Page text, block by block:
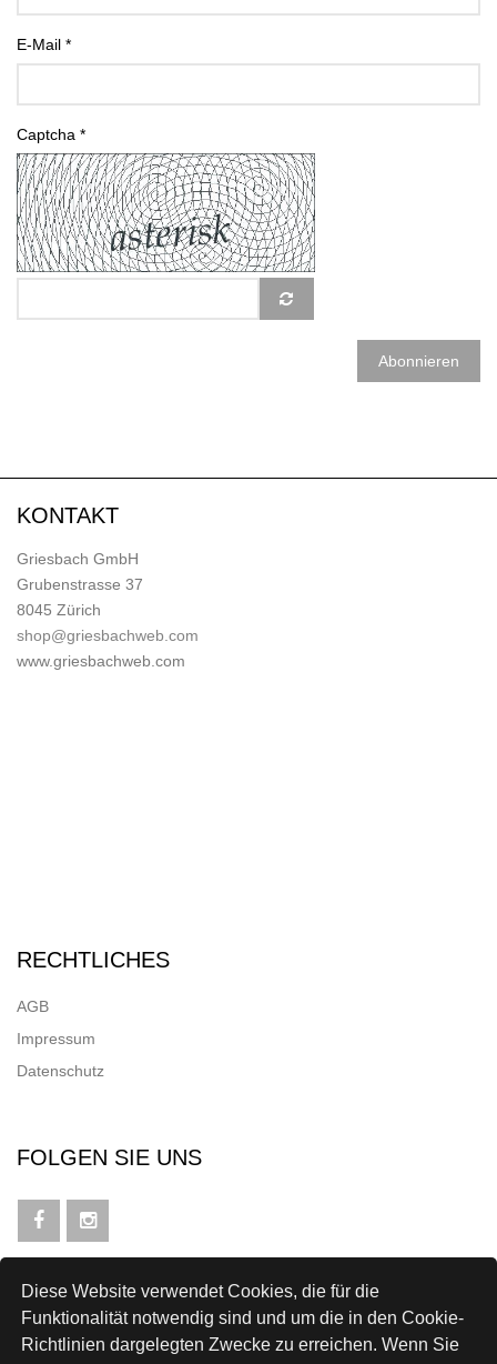
Diese Website verwendet Cookies, die für die
Funktionalität notwendig sind und um die in den Cookie-
Richtlinien dargelegten Zwecke zu erreichen. Wenn Sie
E-Mail *
Captcha *
Abonnieren
KONTAKT
Griesbach GmbH
Grubenstrasse 37
8045 Zürich
shop@griesbachweb.com
www.griesbachweb.com
RECHTLICHES
AGB
Impressum
Datenschutz
FOLGEN SIE UNS
NEWSLETTER